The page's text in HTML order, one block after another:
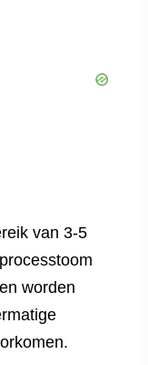
van 3-5
worden